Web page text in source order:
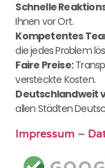
Schnelle
Ihnen vor Ort.
Kompetentes
die jedes Problem
Faire Preise:
versteckte Kosten.
Deutschlandweit
allen Städten
Impressum –